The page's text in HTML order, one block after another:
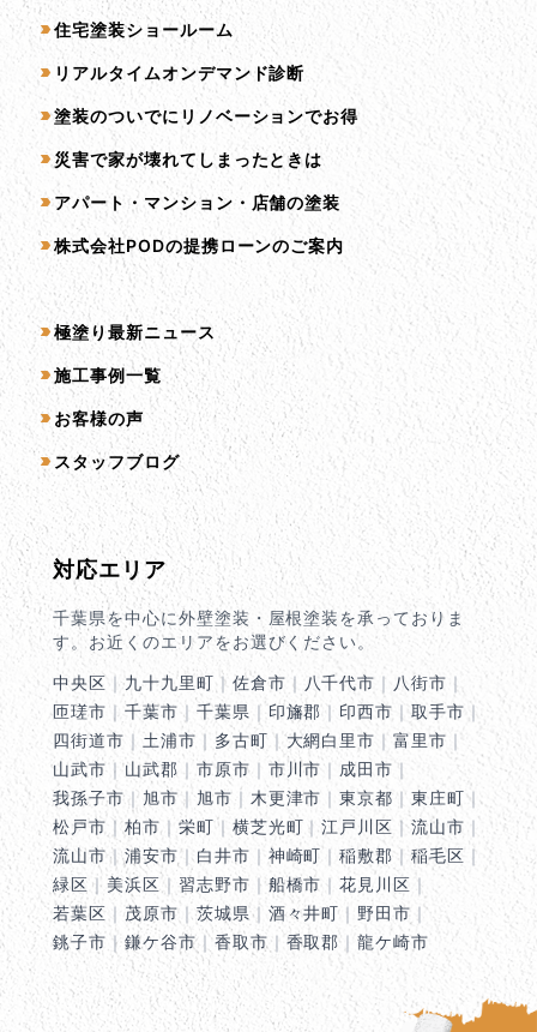
住宅塗装ショールーム
リアルタイムオンデマンド診断
塗装のついでにリノベーションでお得
災害で家が壊れてしまったときは
アパート・マンション・店舗の塗装
株式会社PODの提携ローンのご案内
コンテンツ一覧
極塗り最新ニュース
施工事例一覧
お客様の声
スタッフブログ
対応エリア
千葉県を中心に外壁塗装・屋根塗装を承っておりま
す。お近くのエリアをお選びください。
中央区 ｜九十九里町 ｜ 佐倉市 ｜ 八千代市 ｜ 八街市 ｜
匝瑳市 ｜ 千葉市 ｜ 千葉県 ｜ 印旛郡 ｜ 印西市 ｜取手市 ｜
四街道市 ｜ 土浦市 ｜ 多古町 ｜大網白里市 ｜富里市 ｜
山武市 ｜山武郡 ｜ 市原市 ｜ 市川市｜ 成田市 ｜
我孫子市｜ 旭市 ｜旭市 ｜ 木更津市 ｜東京都 ｜東庄町｜
松戸市 ｜ 柏市 ｜ 栄町｜ 横芝光町 ｜江戸川区 ｜流山市 ｜
流山市 ｜浦安市｜白井市 ｜ 神崎町 ｜稲敷郡 ｜稲毛区 ｜
緑区 ｜ 美浜区 ｜ 習志野市 ｜ 船橋市 ｜花見川区 ｜
若葉区 ｜ 茂原市 ｜茨城県 ｜ 酒々井町 ｜ 野田市 ｜
銚子市 ｜ 鎌ケ谷市｜ 香取市｜ 香取郡｜龍ケ崎市